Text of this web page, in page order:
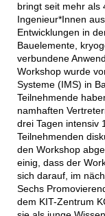
bringt seit mehr als
Ingenieur*Innen
Entwicklungen in
Bauelemente,
verbundene
Workshop wurde
Systeme (IMS) in
Teilnehmende
namhaften
drei Tagen intensiv
Teilnehmenden
den Workshop
einig, dass der
sich darauf, im
Sechs
dem KIT-Zentrum